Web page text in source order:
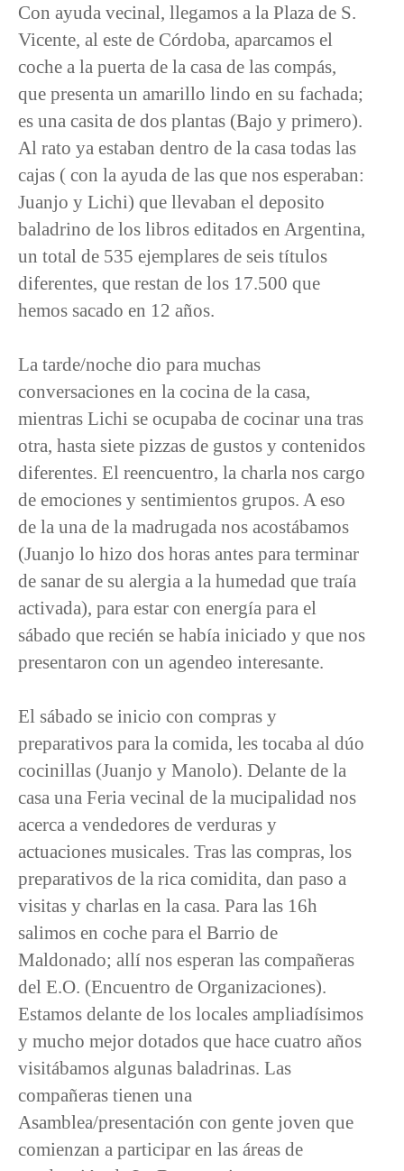
Con ayuda vecinal, llegamos a la Plaza de S.
Vicente, al este de Córdoba, aparcamos el
coche a la puerta de la casa de las compás,
que presenta un amarillo lindo en su fachada;
es una casita de dos plantas (Bajo y primero).
Al rato ya estaban dentro de la casa todas las
cajas ( con la ayuda de las que nos esperaban:
Juanjo y Lichi) que llevaban el deposito
baladrino de los libros editados en Argentina,
un total de 535 ejemplares de seis títulos
diferentes, que restan de los 17.500 que
hemos sacado en 12 años.
La tarde/noche dio para muchas
conversaciones en la cocina de la casa,
mientras Lichi se ocupaba de cocinar una tras
otra, hasta siete pizzas de gustos y contenidos
diferentes. El reencuentro, la charla nos cargo
de emociones y sentimientos grupos. A eso
de la una de la madrugada nos acostábamos
(Juanjo lo hizo dos horas antes para terminar
de sanar de su alergia a la humedad que traía
activada), para estar con energía para el
sábado que recién se había iniciado y que nos
presentaron con un agendeo interesante.
El sábado se inicio con compras y
preparativos para la comida, les tocaba al dúo
cocinillas (Juanjo y Manolo). Delante de la
casa una Feria vecinal de la mucipalidad nos
acerca a vendedores de verduras y
actuaciones musicales. Tras las compras, los
preparativos de la rica comidita, dan paso a
visitas y charlas en la casa. Para las 16h
salimos en coche para el Barrio de
Maldonado; allí nos esperan las compañeras
del E.O. (Encuentro de Organizaciones).
Estamos delante de los locales ampliadísimos
y mucho mejor dotados que hace cuatro años
visitábamos algunas baladrinas. Las
compañeras tienen una
Asamblea/presentación con gente joven que
comienzan a participar en las áreas de